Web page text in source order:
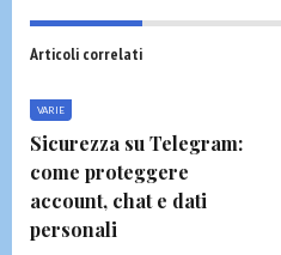
Articoli correlati
VARIE
Sicurezza su Telegram:
come proteggere
account, chat e dati
personali